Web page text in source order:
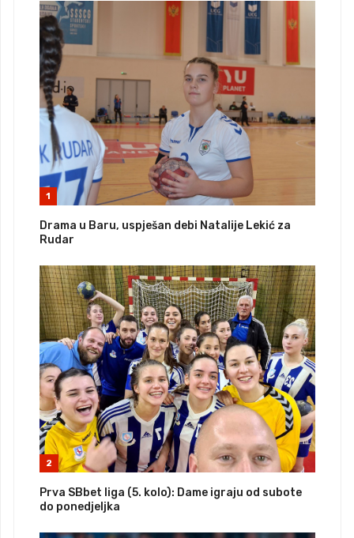
1
Drama u Baru, uspješan debi Natalije Lekić za
Rudar
2
Prva SBbet liga (5. kolo): Dame igraju od subote
do ponedjeljka